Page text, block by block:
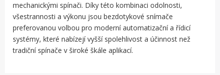
mechanickými spínači. Díky této kombinaci odolnosti,
všestrannosti a výkonu jsou bezdotykové snímače
preferovanou volbou pro moderní automatizační a řídicí
systémy, které nabízejí vyšší spolehlivost a účinnost než
tradiční spínače v široké škále aplikací.